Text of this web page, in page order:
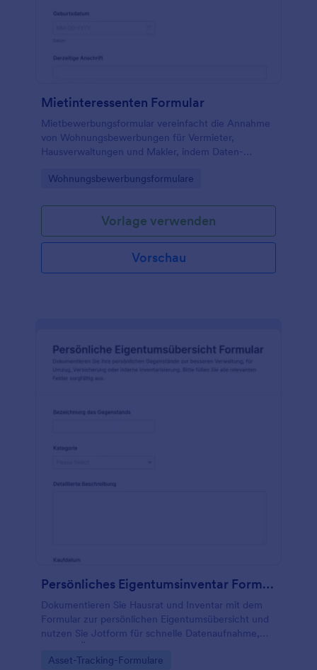
Mietinteressenten Formular
Mietbewerbungsformular vereinfacht die Annahme
von Wohnungsbewerbungen für Vermieter,
Hausverwaltungen und Makler, indem Daten­
und leichter vergleichbar werden.
Go to Category:
Wohnungsbewerbungsformulare
Vorlage verwenden
Vorschau
Persönliches Eigentumsinventar Formular
Dokumentieren Sie Hausrat und Inventar mit dem
Formular zur persönlichen Eigentumsübersicht und
nutzen Sie Jotform für schnelle Datenaufnahme,
zentrale Übersicht und einfache Verwaltung jeder
Formularantwort aus Formularvorlagen.
Go to Category:
Asset-Tracking-Formulare